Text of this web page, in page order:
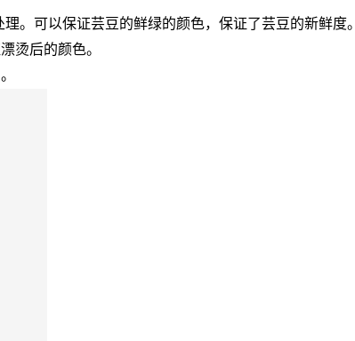
。可以保证芸豆的鲜绿的颜色，保证了芸豆的新鲜度。
烫后的颜色。